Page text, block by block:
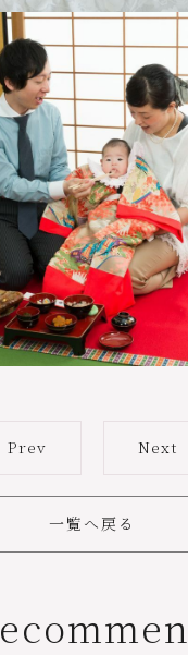
Prev
一覧へ戻る
Next
ecommen